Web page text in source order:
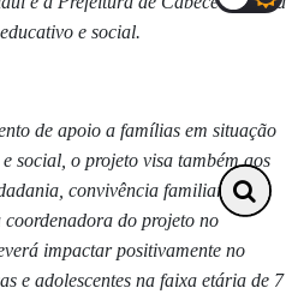
e social.
de apoio a famílias em situação
social, o projeto visa também aos
convivência familiar e
do projeto no
impactar positivamente no
e adolescentes na faixa etária de 7